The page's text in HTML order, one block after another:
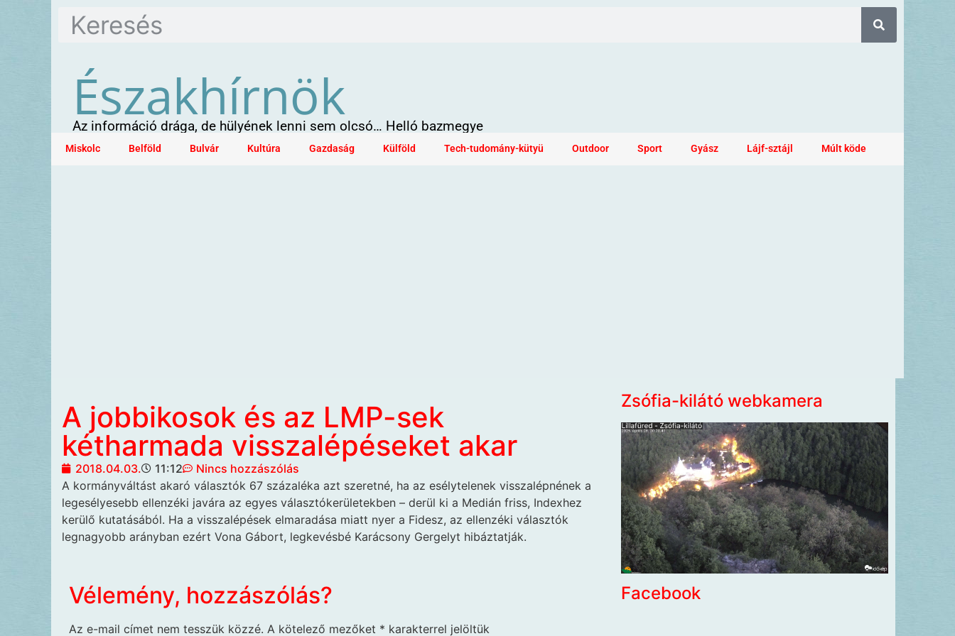
Északhírnök
Az információ drága, de hülyének lenni sem olcsó… Helló bazmegye
Miskolc Belföld Bulvár Kultúra Gazdaság Külföld Tech-tudomány-kütyü Outdoor Sport Gyász Lájf-sztájl Múlt köde
A jobbikosok és az LMP-sek
kétharmada visszalépéseket akar
2018.04.03. 11:12
Nincs hozzászólás
A kormányváltást akaró választók 67 százaléka azt szeretné, ha az esélytelenek visszalépnének a
legesélyesebb ellenzéki javára az egyes választókerületekben – derül ki a Medián friss, Indexhez
kerülő kutatásából. Ha a visszalépések elmaradása miatt nyer a Fidesz, az ellenzéki választók
legnagyobb arányban ezért Vona Gábort, legkevésbé Karácsony Gergelyt hibáztatják.
Vélemény, hozzászólás?
Az e-mail címet nem tesszük közzé. A kötelező mezőket * karakterrel jelöltük
Zsófia-kilátó webkamera
Facebook